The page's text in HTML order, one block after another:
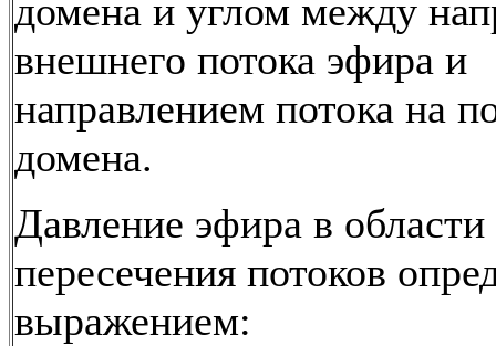
домена и углом между
внешнего потока эфира и
направлением потока на
домена.
Давление эфира в области
пересечения потоков
выражением: